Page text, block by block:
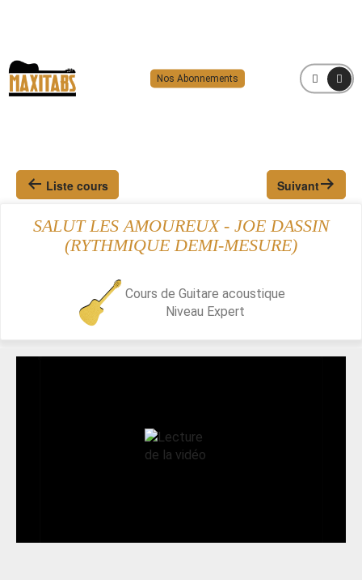
Nos Abonnements MENU
Liste cours Suivant
SALUT LES AMOUREUX - JOE DASSIN
(RYTHMIQUE DEMI-MESURE)
Cours de Guitare acoustique
Niveau Expert